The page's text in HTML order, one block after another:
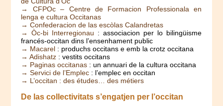
→ CFPOc – Centre de Formacion Professionala en
lenga e cultura Occitanas
→ Confederacion de las escòlas Calandretas
→ Òc-bi Interregionau : associacion per lo bilingüisme
francés-occitan dins l’ensenhament public
→ Macarel : produchs occitans e emb la crotz occitana
→ Adishatz : vestits occitans
→ Paginas occitanas : un annuari de la cultura occitana
→ Servici de l’Emplec : l’emplec en occitan
→ L’occitan : des études… des métiers
De las collectivitats s’engatjen per l’occitan